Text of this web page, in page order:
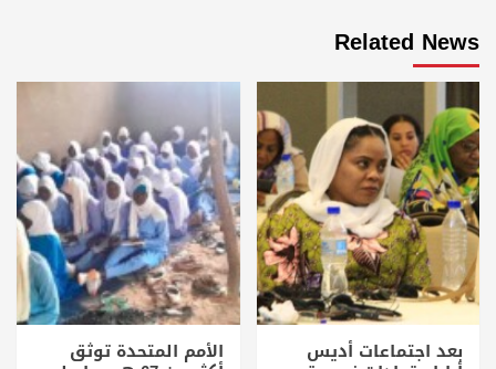
Related News
بعد اجتماعات أديس الأمم المتحدة توثق